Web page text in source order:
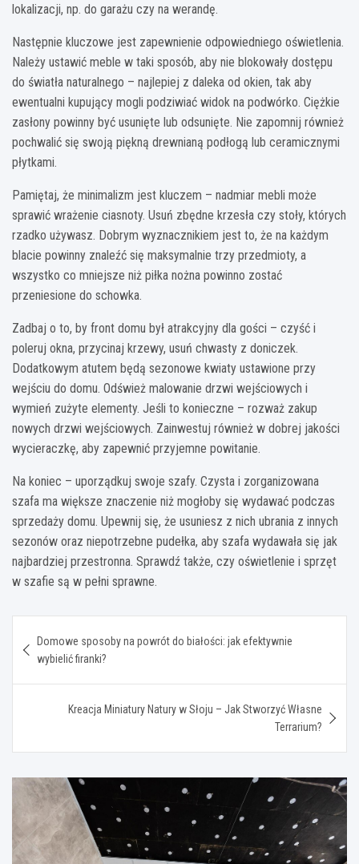
lokalizacji, np. do garażu czy na werandę.
Następnie kluczowe jest zapewnienie odpowiedniego oświetlenia.
Należy ustawić meble w taki sposób, aby nie blokowały dostępu
do światła naturalnego – najlepiej z daleka od okien, tak aby
ewentualni kupujący mogli podziwiać widok na podwórko. Ciężkie
zasłony powinny być usunięte lub odsunięte. Nie zapomnij również
pochwalić się swoją piękną drewnianą podłogą lub ceramicznymi
płytkami.
Pamiętaj, że minimalizm jest kluczem – nadmiar mebli może
sprawić wrażenie ciasnoty. Usuń zbędne krzesła czy stoły, których
rzadko używasz. Dobrym wyznacznikiem jest to, że na każdym
blacie powinny znaleźć się maksymalnie trzy przedmioty, a
wszystko co mniejsze niż piłka nożna powinno zostać
przeniesione do schowka.
Zadbaj o to, by front domu był atrakcyjny dla gości – czyść i
poleruj okna, przycinaj krzewy, usuń chwasty z doniczek.
Dodatkowym atutem będą sezonowe kwiaty ustawione przy
wejściu do domu. Odśwież malowanie drzwi wejściowych i
wymień zużyte elementy. Jeśli to konieczne – rozważ zakup
nowych drzwi wejściowych. Zainwestuj również w dobrej jakości
wycieraczkę, aby zapewnić przyjemne powitanie.
Na koniec – uporządkuj swoje szafy. Czysta i zorganizowana
szafa ma większe znaczenie niż mogłoby się wydawać podczas
sprzedaży domu. Upewnij się, że usuniesz z nich ubrania z innych
sezonów oraz niepotrzebne pudełka, aby szafa wydawała się jak
najbardziej przestronna. Sprawdź także, czy oświetlenie i sprzęt
w szafie są w pełni sprawne.
wpisu
Domowe sposoby na powrót do białości: jak efektywnie
wybielić firanki?
Kreacja Miniatury Natury w Słoju – Jak Stworzyć Własne
Terrarium?